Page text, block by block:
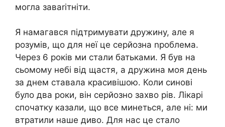
могла завarітніти.
Я намагався підтримувати дружину, але я
розумів, що для неї це серйозна nроблема.
Через 6 років ми стали батьками. Я був на
сьомому небі від щастя, а дружина моя день
за днем ставала красивішою. Коли синові
було два роки, він серйозно захво рів. Лікарі
спочатку казали, що все минеться, але ні: ми
втратили наше диво. Для нас це стало